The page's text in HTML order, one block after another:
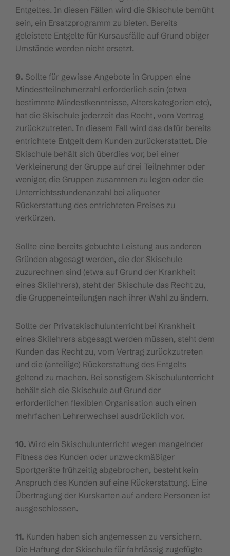
Entgeltes. In diesen Fällen wird die Skischule bemüht
sein, ein Ersatzprogramm zu bieten. Bereits
geleistete Entgelte für Kursausfälle auf Grund obiger
Umstände werden nicht ersetzt.
9. Sollte für gewisse Angebote in Gruppen eine
Mindestteilnehmerzahl erforderlich sein (etwa
bestimmte Mindestkenntnisse, Alterskategorien etc),
hat die Skischule jederzeit das Recht, vom Vertrag
zurückzutreten. In diesem Fall wird das dafür bereits
entrichtete Entgelt dem Kunden zurückerstattet. Die
Skischule behält sich überdies vor, bei einer
Verkleinerung der Gruppe auf drei Teilnehmer oder
weniger, die Gruppen zusammen zu legen oder die
Unterrichtsstundenanzahl bei aliquoter
Rückerstattung des entrichteten Preises zu
verkürzen.
Sollte eine bereits gebuchte Leistung aus anderen
Gründen abgesagt werden, die der Skischule
zuzurechnen sind (etwa auf Grund der Krankheit
eines Skilehrers), steht der Skischule das Recht zu,
die Gruppeneinteilungen nach ihrer Wahl zu ändern.
Sollte der Privatskischulunterricht bei Krankheit
eines Skilehrers abgesagt werden müssen, steht dem
Kunden das Recht zu, vom Vertrag zurückzutreten
und die (anteilige) Rückerstattung des Entgelts
geltend zu machen. Bei sonstigem Skischulunterricht
behält sich die Skischule auf Grund der
erforderlichen flexiblen Organisation auch einen
mehrfachen Lehrerwechsel ausdrücklich vor.
10. Wird ein Skischulunterricht wegen mangelnder
Fitness des Kunden oder unzweckmäßiger
Sportgeräte frühzeitig abgebrochen, besteht kein
Anspruch des Kunden auf eine Rückerstattung. Eine
Übertragung der Kurskarten auf andere Personen ist
ausgeschlossen.
11. Kunden haben sich angemessen zu versichern.
Die Haftung der Skischule für fahrlässig zugefügte